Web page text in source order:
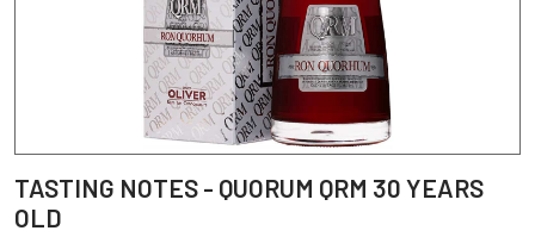
TASTING NOTES - QUORUM QRM 30 YEARS
OLD